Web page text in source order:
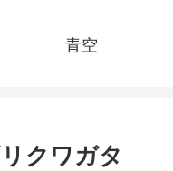
青空
クワガタ